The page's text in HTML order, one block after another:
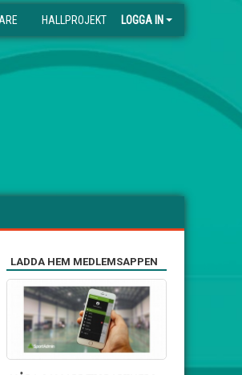
HALLPROJEKT LOGGA IN
LADDA HEM MEDLEMSAPPEN